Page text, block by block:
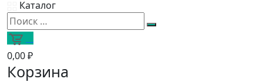
Каталог
0,00 ₽
Корзина